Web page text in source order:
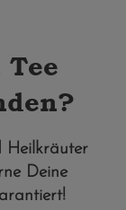
Heilkräuter
Deine